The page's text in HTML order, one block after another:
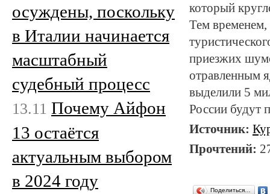
который
Тем временем,
приезжих
отравленным
выделили 5
России будут
Источник:
Прочтений:
Поделиться…
осуждены, поскольку
в Италии начинается
масштабный
судебный процесс
13.11 Почему Айфон
13 остаётся
актуальным выбором
в 2024 году